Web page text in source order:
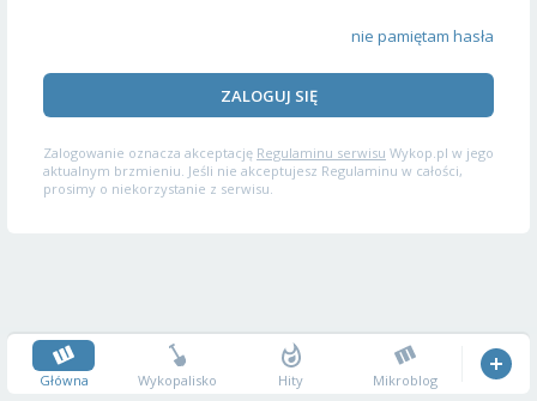
nie pamiętam hasła
ZALOGUJ SIĘ
Zalogowanie oznacza akceptację Regulaminu serwisu Wykop.pl w jego
aktualnym brzmieniu. Jeśli nie akceptujesz Regulaminu w całości,
prosimy o niekorzystanie z serwisu.
Główna Wykopalisko Hity Mikroblog